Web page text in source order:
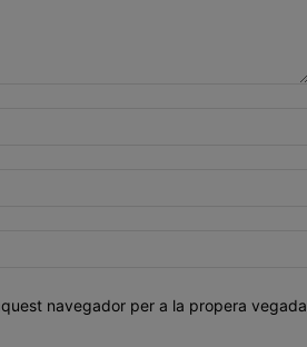
navegador per a la propera vegada